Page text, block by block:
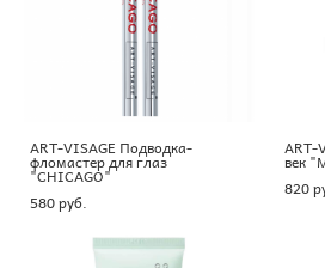
ART-VISAGE Подводка-
фломастер для глаз
"CHICAGO"
580 pуб.
ART-
век
820